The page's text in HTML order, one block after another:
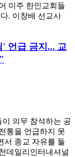
미주 한인교회들
. 이창배 선교사
언급 금지... 교
의무 참석하는 공
통을 언급하지 못
서 종교 자유를 둘
데일리인터내셔널